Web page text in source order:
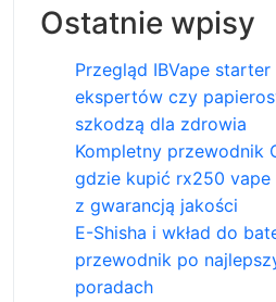
Ostatnie wpisy
Przegląd IBVape
ekspertów czy
szkodzą dla zdrowia
Kompletny przewodnik
gdzie kupić rx250 vape
z gwarancją jakości
E-Shisha i wkład do
przewodnik po
poradach